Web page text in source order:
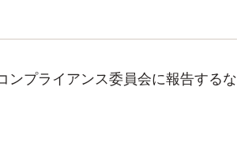
ンプライアンス委員会に報告するな